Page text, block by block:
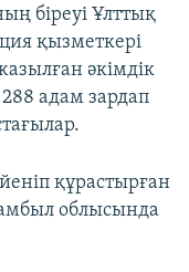
біреуі Ұлттық
қызметкері
әкімдік
адам зардап
құрастырған
облысында